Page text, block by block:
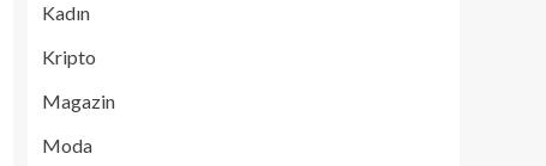
Kadın
Kripto
Magazin
Moda